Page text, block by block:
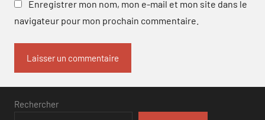
Enregistrer mon nom, mon e-mail et mon site dans le
navigateur pour mon prochain commentaire.
Rechercher